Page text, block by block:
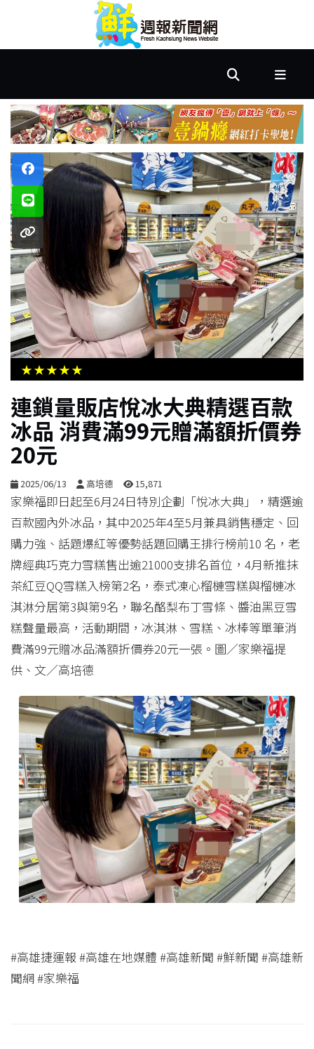
首
市
政
文
教
樂
活
居
家
生
活
合
影
音
購
物
★★★★★
連鎖量販店悅冰大典精選百款
冰品 消費滿99元贈滿額折價券
20元
2025/06/13 高培德 15,871
家樂福即日起至6月24日特別企劃「悅冰大典」，精選逾
百款國內外冰品，其中2025年4至5月兼具銷售穩定、回
購力強、話題爆紅等優勢話題回購王排行榜前10 名，老
牌經典巧克力雪糕售出逾21000支排名首位，4月新推抹
茶紅豆QQ雪糕入榜第2名，泰式凍心榴槤雪糕與榴槤冰
淇淋分居第3與第9名，聯名酪梨布丁雪條、醬油黑豆雪
糕聲量最高，活動期間，冰淇淋、雪糕、冰棒等單筆消
費滿99元贈冰品滿額折價券20元一張。圖／家樂福提
供、文／高培德
#高雄捷運報 #高雄在地媒體 #高雄新聞 #鮮新聞 #高雄新
聞網 #家樂福